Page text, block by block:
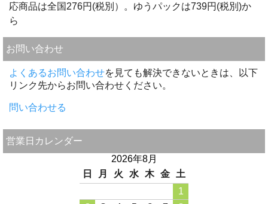
応商品は全国276円(税別）。ゆうパックは739円(税別)か
ら
お問い合わせ
よくあるお問い合わせを見ても解決できないときは、以下
リンク先からお問い合わせください。
問い合わせる
営業日カレンダー
2026年8月
日
月 火 水 木 金
土
1